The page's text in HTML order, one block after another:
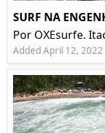
SURF NA
Por OXEsurfe.
Added April 12, 2022